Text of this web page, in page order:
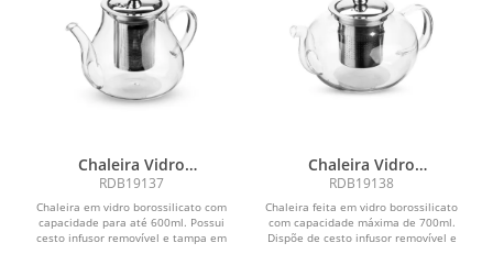
Chaleira Vidro
Borossilicato 600ml
RDB19137
Chaleira em vidro borossilicato com
capacidade para até 600ml. Possui
cesto infusor removível e tampa em
Chaleira Vidro
Borossilicato 700ml
RDB19138
Chaleira feita em vidro borossilicato
com capacidade máxima de 700ml.
Dispõe de cesto infusor removível e